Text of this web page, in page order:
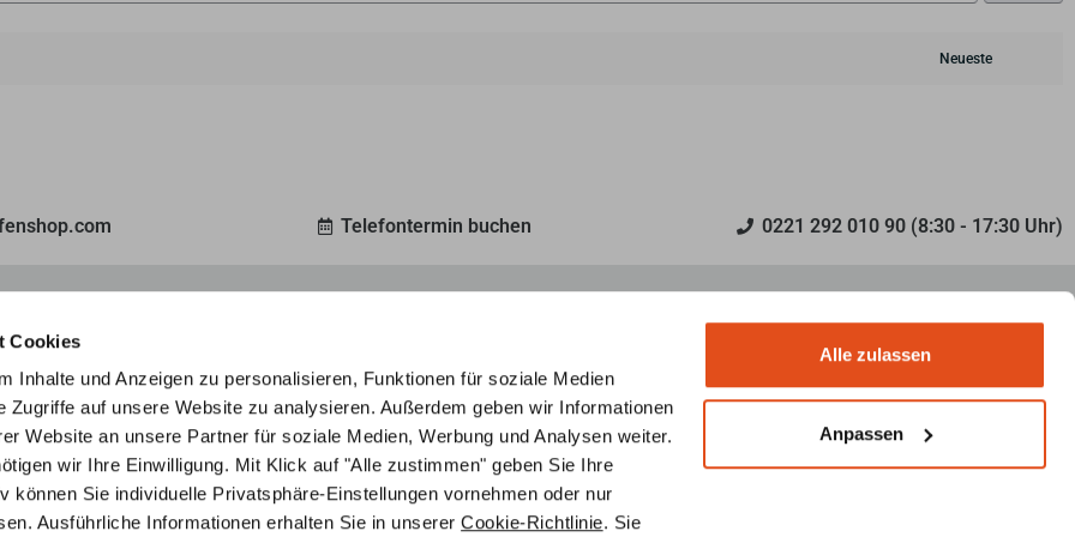
Cookies
Inhalte und Anzeigen zu personalisieren, Funktionen für soziale Medien
Zugriffe auf unsere Website zu analysieren. Außerdem geben wir Informationen
Website an unsere Partner für soziale Medien, Werbung und Analysen weiter.
wir Ihre Einwilligung. Mit Klick auf "Alle zustimmen" geben Sie Ihre
können Sie individuelle Privatsphäre-Einstellungen vornehmen oder nur
Ausführliche Informationen erhalten Sie in unsererCookie-Richtlinie. Sie
Alle zulassen
Anpassen
Telefontermin buchen 0221 292 010 90 (8:30 - 17:30 Uhr)
3D-Modell Ihres Traumofens, ganz nach Ihren
Entdecken Sie unser umfangreiches Sortiment an renommierten
Ofenratgeber Referenzen Folge uns auf Pinterest